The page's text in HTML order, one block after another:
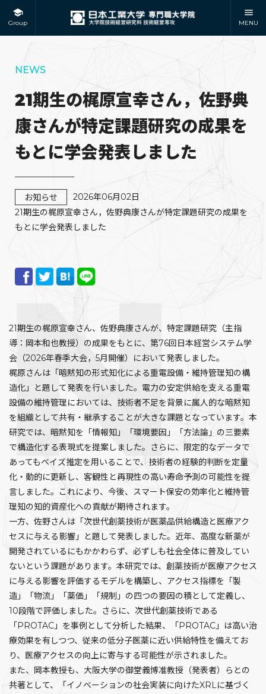
Group MENU
NEWS
21期生の梶原宣幸さん，佐野典
康さんが特定課題研究の成果を
もとに学会発表しました
お知らせ
2026年06月02日
21期生の梶原宣幸さん，佐野典康さんが特定課題研究の成果を
もとに学会発表しました
21期生の梶原宣幸さん、佐野典康さんが、特定課題研究（主指
導：岡本和也教授）の成果をもとに、第76回日本経営システム学
会（2026年春季大会，5月開催）において発表しました。
梶原さんは「暗黙知の形式知化による重電設備・維持管理知の構
造化」と題して発表を行いました。電力の安定供給を支える重電
設備の維持管理においては、技術者不足を背景に属人的な暗黙知
を組織として共有・継承することが大きな課題となっています。本
研究では、暗黙知を「情報知」「環境要因」「方法論」の三要素
で構造化する表現式を提案しました。さらに、限定的なデータで
あってもベイズ推定を用いることで、技術者の経験的判断を定量
化・動的に更新し、客観性と再現性の高い寿命予測の可能性を提
言しました。これにより、今後、スマート保安の効率化と維持管
理知の知的資産化への貢献が期待されます。
一方、佐野さんは「次世代創薬技術が医薬品供給構造と医療アク
セスに与える影響」と題して発表しました。近年、高度な新薬が
開発されているにもかかわらず、必ずしも社会全体に普及してい
ないという課題があります。本研究では、創薬技術が医療アクセス
に与える影響を評価するモデルを構築し、アクセス指標を「製
造」「物流」「薬価」「規制」の四つの要因の積として定義し、
10段階で評価しました。さらに、次世代創薬技術である
「PROTAC」を事例として分析した結果、「PROTAC」は高い治
療効果を有しつつ、従来の低分子医薬に近い供給特性を備えてお
り、医療アクセスの向上に寄与する可能性が示されました。
また、岡本教授も、大阪大学の御堂義博准教授（発表者）らとの
共著として、「イノベーションの社会実装に向けたXRLに基づく